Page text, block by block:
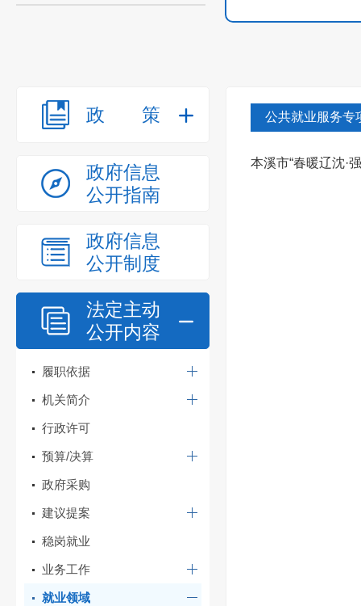
政策
政府信息
公开指南
政府信息
公开制度
法定主动
公开内容
履职依据
机关简介
行政许可
预算/决算
政府采购
建议提案
稳岗就业
业务工作
就业领域
公共就业服务专
本溪市“春暖辽沈·